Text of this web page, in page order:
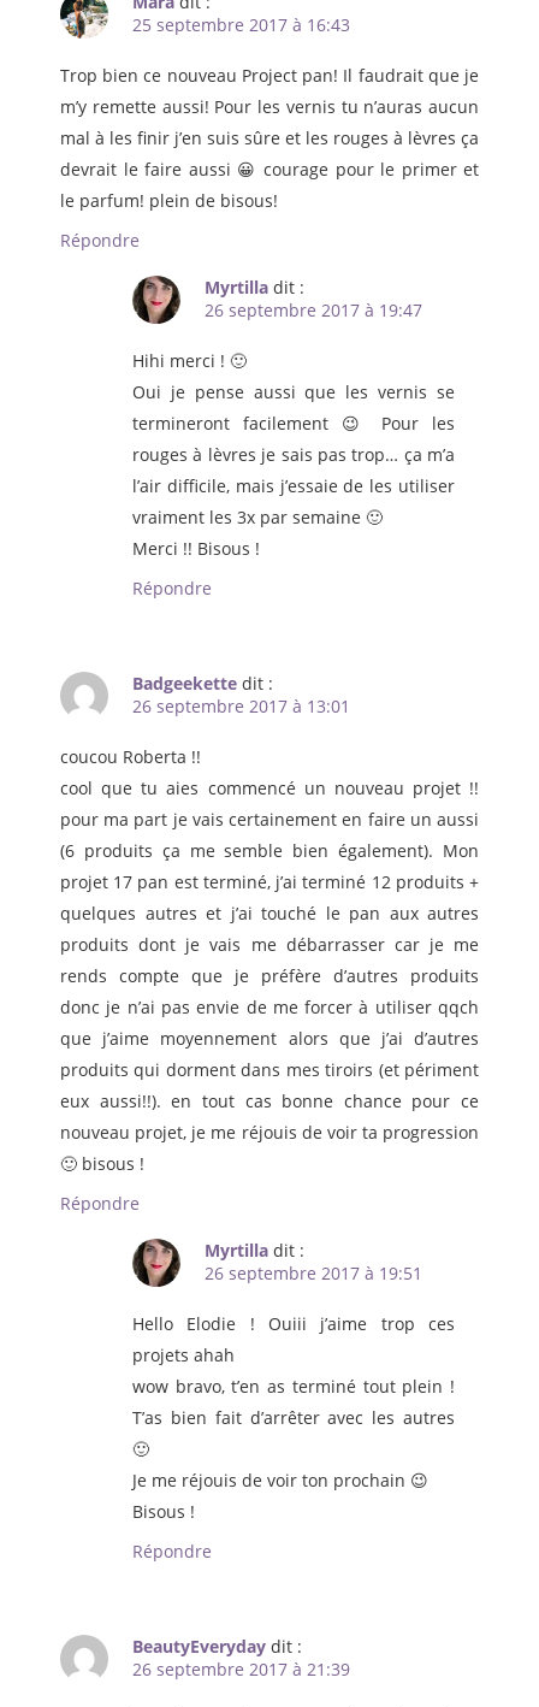
25 septembre 2017 à 16:43
Trop bien ce nouveau Project pan! Il faudrait que je
m’y remette aussi! Pour les vernis tu n’auras aucun
mal à les finir j’en suis sûre et les rouges à lèvres ça
devrait le faire aussi 😀 courage pour le primer et
le parfum! plein de bisous!
Répondre
Myrtilla dit :
26 septembre 2017 à 19:47
Hihi merci ! 🙂
Oui je pense aussi que les vernis se
termineront facilement 😉 Pour les
rouges à lèvres je sais pas trop… ça m’a
l’air difficile, mais j’essaie de les utiliser
vraiment les 3x par semaine 🙂
Merci !! Bisous !
Répondre
Badgeekette dit :
26 septembre 2017 à 13:01
coucou Roberta !!
cool que tu aies commencé un nouveau projet !!
pour ma part je vais certainement en faire un aussi
(6 produits ça me semble bien également). Mon
projet 17 pan est terminé, j’ai terminé 12 produits +
quelques autres et j’ai touché le pan aux autres
produits dont je vais me débarrasser car je me
rends compte que je préfère d’autres produits
donc je n’ai pas envie de me forcer à utiliser qqch
que j’aime moyennement alors que j’ai d’autres
produits qui dorment dans mes tiroirs (et périment
eux aussi!!). en tout cas bonne chance pour ce
nouveau projet, je me réjouis de voir ta progression
🙂 bisous !
Répondre
Myrtilla dit :
26 septembre 2017 à 19:51
Hello Elodie ! Ouiii j’aime trop ces
projets ahah
wow bravo, t’en as terminé tout plein !
T’as bien fait d’arrêter avec les autres
🙂
Je me réjouis de voir ton prochain 😉
Bisous !
Répondre
BeautyEveryday dit :
26 septembre 2017 à 21:39